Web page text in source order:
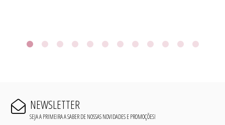
NEWSLETTER
SEJA A PRIMEIRA A SABER DE NOSSAS NOVIDADES E PROMOÇÕES!